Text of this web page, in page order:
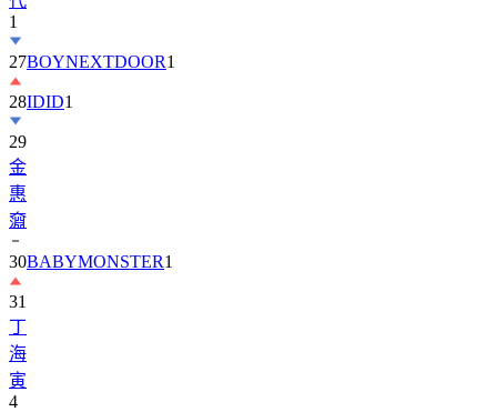
27
28IDID1
29
金
惠
奫
30
31
丁
海
寅
4
32